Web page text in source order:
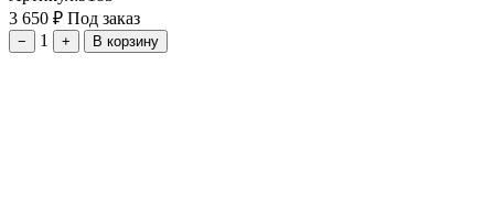
3 650 ₽ Под заказ
− 1 + В корзину